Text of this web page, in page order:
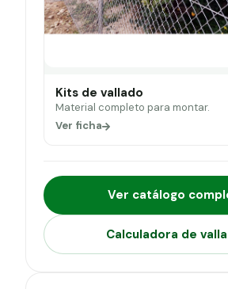
Kits de vallado
Material completo para montar.
Ver ficha
Ver catálogo
Calculadora de